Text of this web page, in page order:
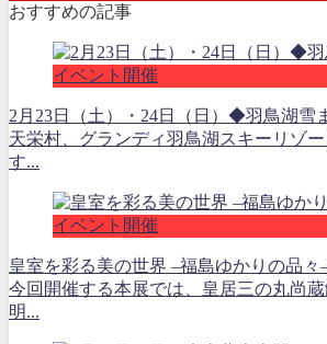
おすすめの記事
イベント開催
2月23日（土）・24日（日）◆羽鳥湖雪
天栄村、グランディ羽鳥湖スキーリゾ
す...
イベント開催
皇室を彩る美の世界 ‒福島ゆかりの品
今回開催する本展では、皇居三の丸尚
明...